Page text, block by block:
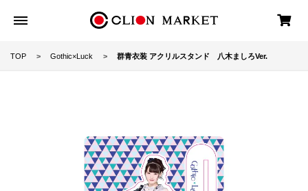
TOP Gothic×Luck 群青衣装 アクリルスタンド 八木ましろVer.